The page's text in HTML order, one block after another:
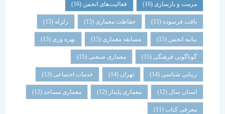
مرمت و بازسازی(16) فعالیت‌های انجمن(16)
بافت فرسوده (15) حفاظت معماری (15) زلزله
بیانیه انجمن(15) مسابقه معماری (15) بهره وری(15)
گوناگونی فرهنگی (15) معماری صنعتی(15)
زیبایی شناسی (14) تهران خدمات اجتماعی (13)
استان سال(12) معماری پایدار (12) معماری مساجد(12)
معرفی کتاب(11)